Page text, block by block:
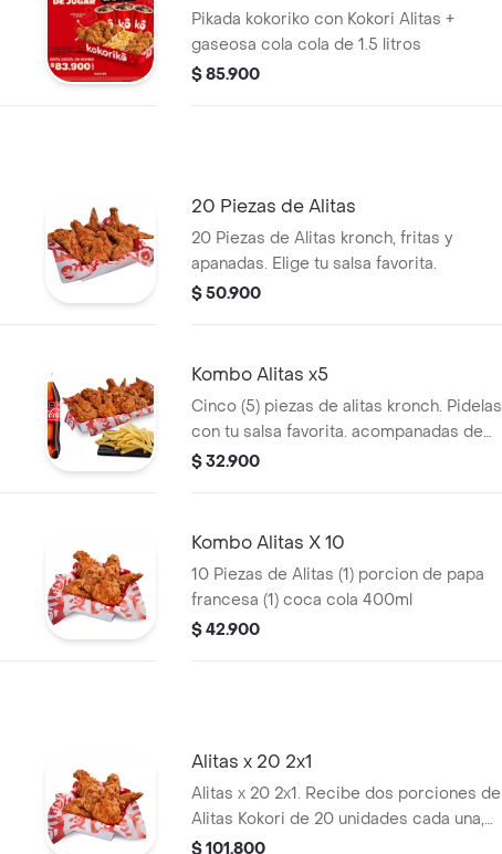
Pikada kokoriko con Kokori Alitas +
gaseosa cola cola de 1.5 litros
$ 85.900
20 Piezas de Alitas
20 Piezas de Alitas kronch, fritas y
apanadas. Elige tu salsa favorita.
$ 50.900
Kombo Alitas x5
Cinco (5) piezas de alitas kronch. Pidelas
con tu salsa favorita. acompanadas de
media porcion de papa francesa y una (1)
$ 32.900
Kombo Alitas X 10
10 Piezas de Alitas (1) porcion de papa
francesa (1) coca cola 400ml
$ 42.900
Alitas x 20 2x1
Alitas x 20 2x1. Recibe dos porciones de
Alitas Kokori de 20 unidades cada una,
fritas y con salsa. Paga solo una.
$ 101.800